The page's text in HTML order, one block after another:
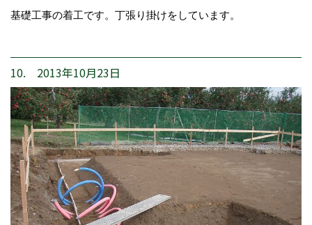
基礎工事の着工です。丁張り掛けをしています。
10. 2013年10月23日